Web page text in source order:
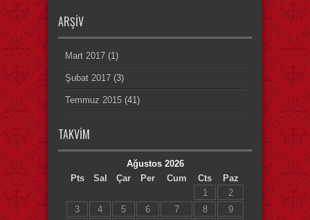
ARŞIV
Mart 2017 (1)
Şubat 2017 (3)
Temmuz 2015 (41)
TAKVIM
Ağustos 2026
Pts
Sal Çar Per Cum Cts Paz
1
2
3
4 5 6 7 8
9